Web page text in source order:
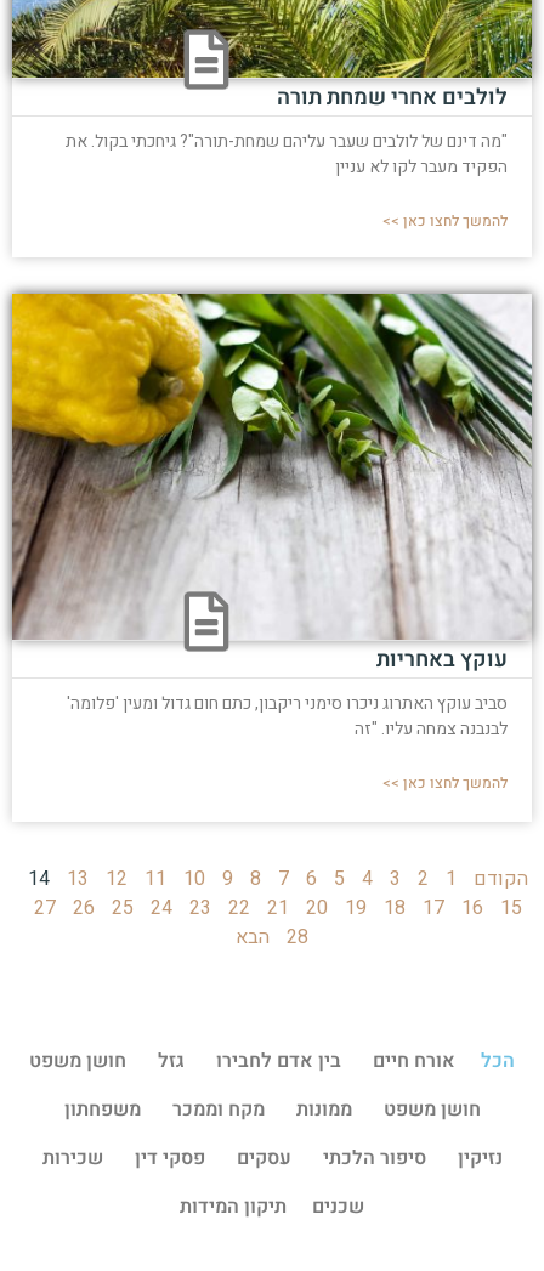
לולבים אחרי שמחת תורה
"מה דינם של לולבים שעבר עליהם שמחת-תורה"? גיחכתי בקול. את
הפקיד מעבר לקו לא עניין
להמשך לחצו כאן >>
עוקץ באחריות
סביב עוקץ האתרוג ניכרו סימני ריקבון, כתם חום גדול ומעין 'פלומה'
לבנבנה צמחה עליו. "זה
להמשך לחצו כאן >>
הקודם 1
2
3
4
5
6
7
8
9
10
11
12
13
14
15
16
17
18
19
20
21
22
23
24
25
26
27
28
הבא
הכל אורח חיים בין אדם לחבירו גזל
חושן משפט
חושן משפט
ממונות מקח וממכר
משפחתון
נזיקין
סיפור הלכתי עסקים פסקי דין
שכירות
שכנים
תיקון המידות